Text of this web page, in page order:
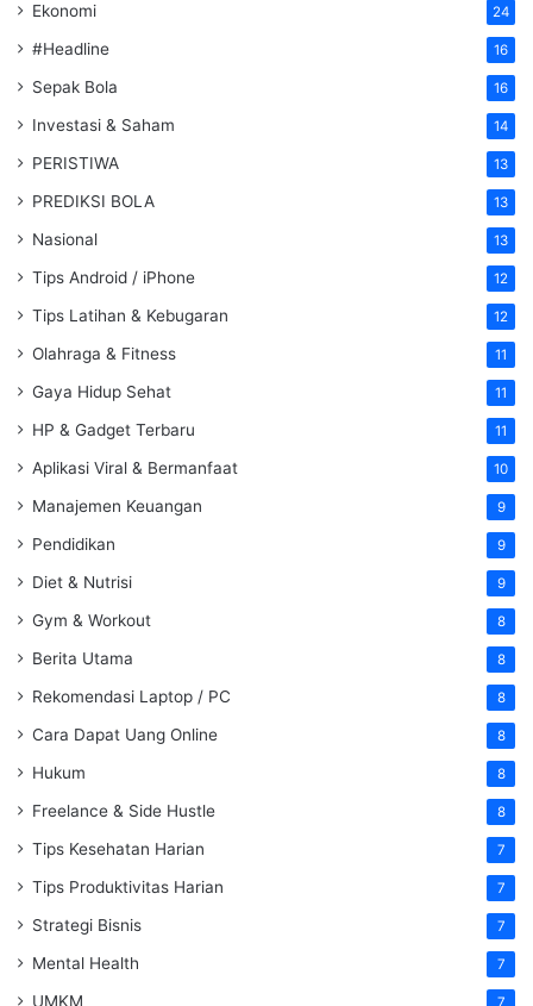
Ekonomi 24
#Headline 16
Sepak Bola 16
Investasi & Saham 14
PERISTIWA 13
PREDIKSI BOLA 13
Nasional 13
Tips Android / iPhone 12
Tips Latihan & Kebugaran 12
Olahraga & Fitness 11
Gaya Hidup Sehat 11
HP & Gadget Terbaru 11
Aplikasi Viral & Bermanfaat 10
Manajemen Keuangan 9
Pendidikan 9
Diet & Nutrisi 9
Gym & Workout 8
Berita Utama 8
Rekomendasi Laptop / PC 8
Cara Dapat Uang Online 8
Hukum 8
Freelance & Side Hustle 8
Tips Kesehatan Harian 7
Tips Produktivitas Harian 7
Strategi Bisnis 7
Mental Health 7
UMKM 7